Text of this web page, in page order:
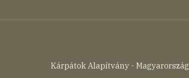
Kárpátok Alapítvány - Magyarország